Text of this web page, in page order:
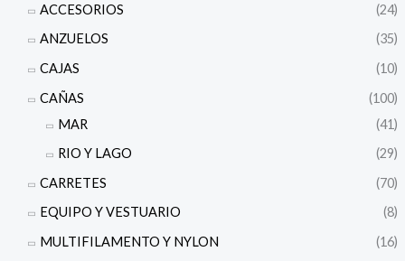
ACCESORIOS
(24)
ANZUELOS
(35)
CAJAS
(10)
CAÑAS
(100)
MAR
(41)
RIO Y LAGO
(29)
CARRETES
(70)
EQUIPO Y VESTUARIO
(8)
MULTIFILAMENTO Y NYLON
(16)